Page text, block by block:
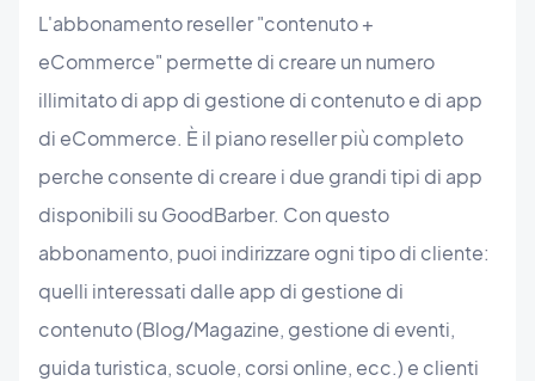
L'abbonamento reseller "contenuto +
eCommerce" permette di creare un numero
illimitato di app di gestione di contenuto e di app
di eCommerce. È il piano reseller più completo
perche consente di creare i due grandi tipi di app
disponibili su GoodBarber. Con questo
abbonamento, puoi indirizzare ogni tipo di cliente:
quelli interessati dalle app di gestione di
contenuto (Blog/Magazine, gestione di eventi,
guida turistica, scuole, corsi online, ecc.) e clienti